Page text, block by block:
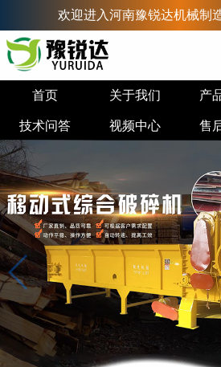
欢迎进入河南豫锐达机械制
首页 关于我们 产
技术问答 视频中心 售